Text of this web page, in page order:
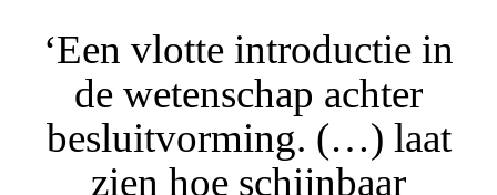
‘Een vlotte introductie in
de wetenschap achter
besluitvorming. (…) laat
zien hoe schijnbaar